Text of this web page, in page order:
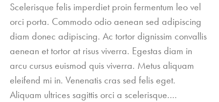
Scelerisque felis imperdiet proin fermentum leo vel
orci porta. Commodo odio aenean sed adipiscing
diam donec adipiscing. Ac tortor dignissim convallis
aenean et tortor at risus viverra. Egestas diam in
arcu cursus euismod quis viverra. Metus aliquam
eleifend mi in. Venenatis cras sed felis eget.
Aliquam ultrices sagittis orci a scelerisque.…